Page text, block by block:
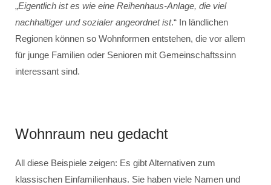
„Eigentlich ist es wie eine Reihenhaus-Anlage, die viel
nachhaltiger und sozialer angeordnet ist.“ In ländlichen
Regionen können so Wohnformen entstehen, die vor allem
für junge Familien oder Senioren mit Gemeinschaftssinn
interessant sind.
Wohnraum neu gedacht
All diese Beispiele zeigen: Es gibt Alternativen zum
klassischen Einfamilienhaus. Sie haben viele Namen und